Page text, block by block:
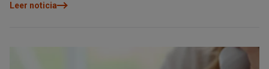
Leer noticia